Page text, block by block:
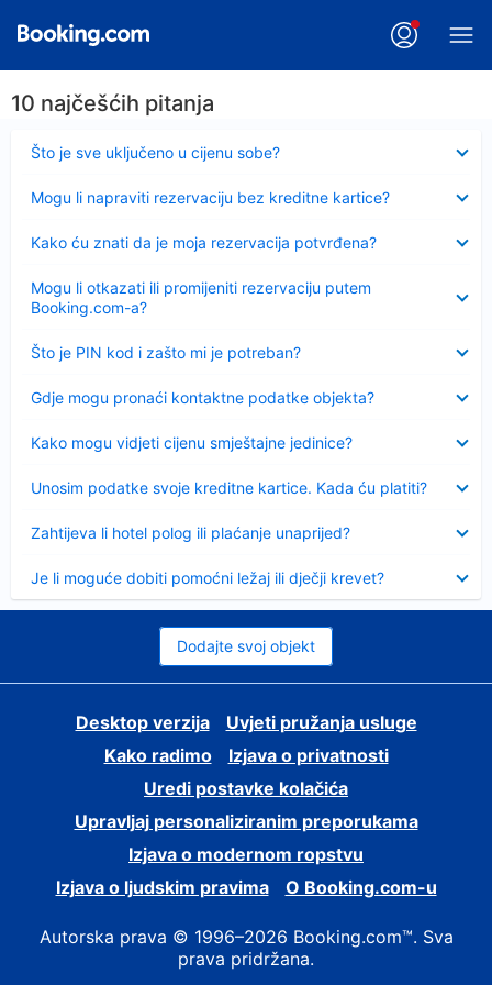
10 najčešćih pitanja
Što je sve uključeno u cijenu sobe?
Sažeto
Mogu li napraviti rezervaciju bez kreditne kartice?
Kako ću znati da je moja rezervacija potvrđena?
Mogu li otkazati ili promijeniti rezervaciju putem
Booking.com-a?
Što je PIN kod i zašto mi je potreban?
Sažeto
Gdje mogu pronaći kontaktne podatke objekta?
Kako mogu vidjeti cijenu smještajne jedinice?
Unosim podatke svoje kreditne kartice. Kada ću platiti?
Zahtijeva li hotel polog ili plaćanje unaprijed?
Je li moguće dobiti pomoćni ležaj ili dječji krevet?
Dodajte svoj objekt
Desktop verzija
Uvjeti pružanja usluge
Kako radimo
Izjava o privatnosti
Uredi postavke kolačića
Upravljaj personaliziranim preporukama
Izjava o modernom ropstvu
Izjava o ljudskim pravima
O Booking.com-u
Autorska prava © 1996–2026 Booking.com™. Sva
prava pridržana.